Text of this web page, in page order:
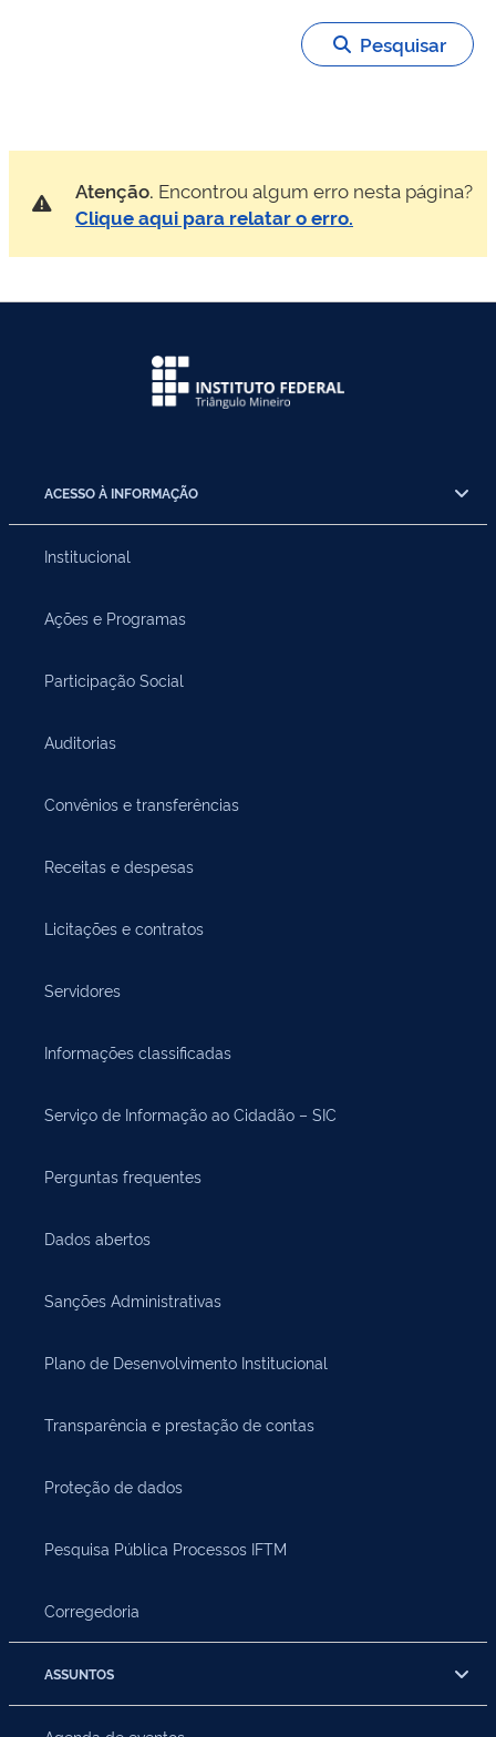
Pesquisar
Atenção. Encontrou algum erro nesta página?
Clique aqui para relatar o erro.
ACESSO À INFORMAÇÃO
Institucional
Ações e Programas
Participação Social
Auditorias
Convênios e transferências
Receitas e despesas
Licitações e contratos
Servidores
Informações classificadas
Serviço de Informação ao Cidadão – SIC
Perguntas frequentes
Dados abertos
Sanções Administrativas
Plano de Desenvolvimento Institucional
Transparência e prestação de contas
Proteção de dados
Pesquisa Pública Processos IFTM
Corregedoria
ASSUNTOS